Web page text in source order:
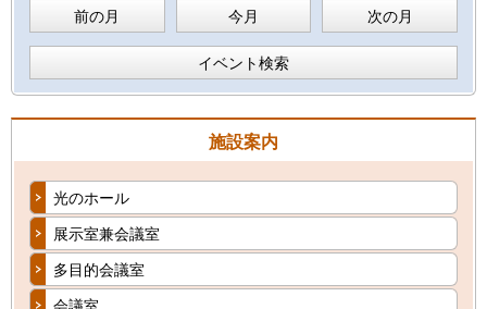
前の月 今月 次の月
イベント検索
施設案内
光のホール
展示室兼会議室
多目的会議室